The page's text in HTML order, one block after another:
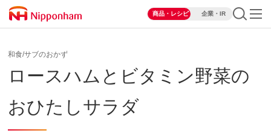
商品・レシピ 企業・IR
和食/サブのおかず
ロースハムとビタミン野菜の
おひたしサラダ